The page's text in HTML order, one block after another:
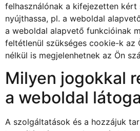
felhasználónak a kifejezetten kért
nyújthassa, pl. a weboldal
a weboldal alapvető funkcióinak
feltétlenül szükséges cookie-k az
nélkül is megjelenhetnek az Ön
Milyen jogokkal
a weboldal
A szolgáltatások és a hozzájuk